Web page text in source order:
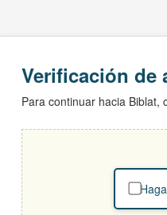
Verificación de
Para continuar hacia Biblat,